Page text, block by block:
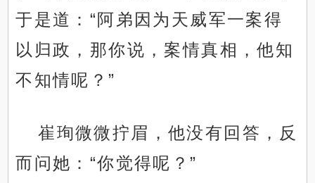
于是道：“阿弟因为天威军一案得
以归政，那你说，案情真相，他知
不知情呢？”
崔珣微微拧眉，他没有回答，反
而问她：“你觉得呢？”